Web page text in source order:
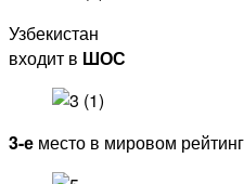
Узбекистан
входит в ШОС
3-е место в мировом